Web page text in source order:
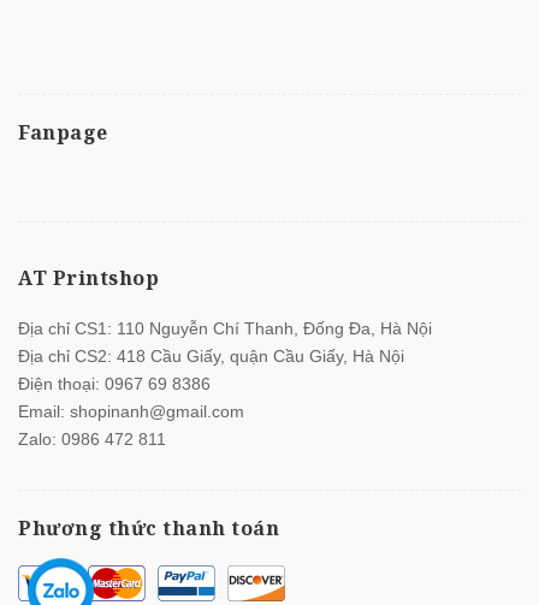
Fanpage
AT Printshop
Địa chỉ CS1: 110 Nguyễn Chí Thanh, Đống Đa, Hà Nội
Địa chỉ CS2: 418 Cầu Giấy, quận Cầu Giấy, Hà Nội
Điện thoại: 0967 69 8386
Email: shopinanh@gmail.com
Zalo: 0986 472 811
Phương thức thanh toán